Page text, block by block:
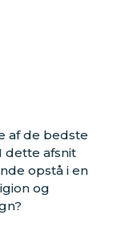
af de bedste
dette afsnit
opstå i en
og